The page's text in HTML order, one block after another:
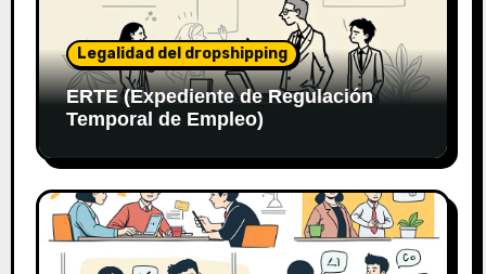
Legalidad del dropshipping
ERTE (Expediente de Regulación
Temporal de Empleo)